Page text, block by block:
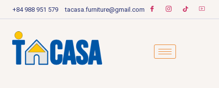
+84 988 951 579 tacasa.furniture@gmail.com